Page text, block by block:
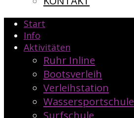
Start
Info
Aktivitäten
Ruhr Inline
Bootsverleih
Verleihstation
Wassersportschule
Surfschule